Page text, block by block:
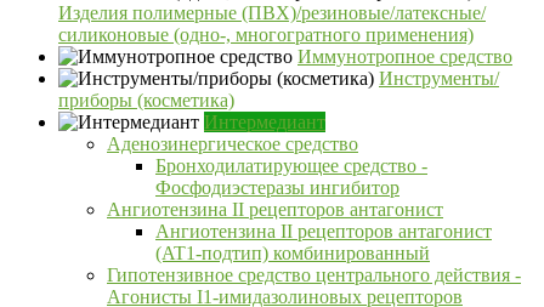
Изделия полимерные (ПВХ)/резиновые/латексные/
силиконовые (одно-, многогратного применения)
Иммунотропное средство
Инструменты/
приборы (косметика)
Интермедиант
Аденозинергическое средство
Бронходилатирующее средство -
Фосфодиэстеразы ингибитор
Ангиотензина II рецепторов антагонист
Ангиотензина II рецепторов антагонист
(AT1-подтип) комбинированный
Гипотензивное средство центрального действия -
Агонисты I1-имидазолиновых рецепторов